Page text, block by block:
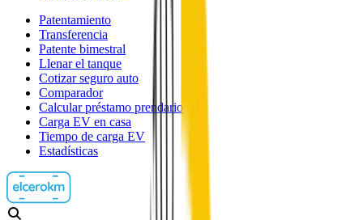
Patentamiento
Transferencia
Patente bimestral
Llenar el tanque
Cotizar seguro auto
Comparador
Calcular préstamo prendario
Carga EV en casa
Tiempo de carga EV
Estadísticas